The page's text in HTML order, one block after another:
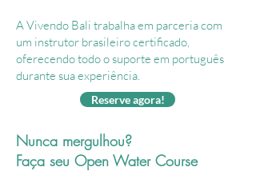
A Vivendo Bali trabalha em parceria com
um instrutor brasileiro certificado,
oferecendo todo o suporte em português
durante sua experiência.
Reserve agora!
Nunca mergulhou?
Faça seu Open Water Course